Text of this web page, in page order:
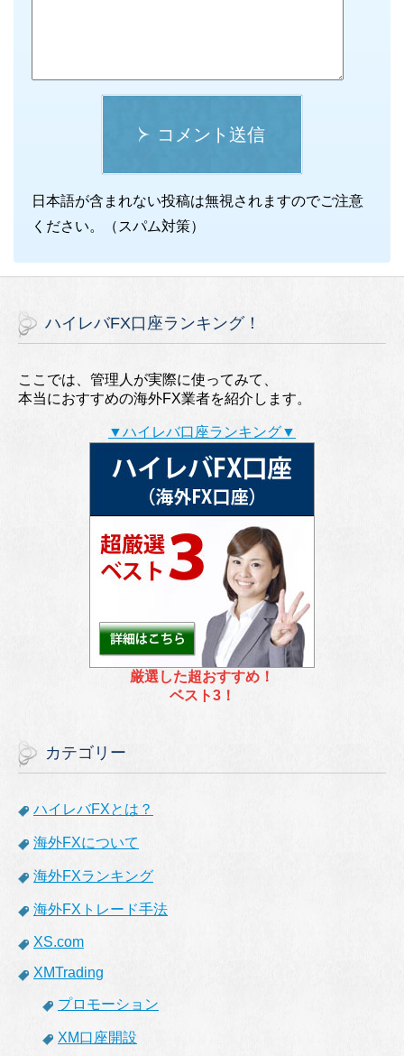
コメント送信
日本語が含まれない投稿は無視されますのでご注意
ください。（スパム対策）
ハイレバFX口座ランキング！
ここでは、管理人が実際に使ってみて、
本当におすすめの海外FX業者を紹介します。
▼ハイレバ口座ランキング▼
厳選した超おすすめ！
ベスト3！
カテゴリー
ハイレバFXとは？
海外FXについて
海外FXランキング
海外FXトレード手法
XS.com
XMTrading
プロモーション
XM口座開設